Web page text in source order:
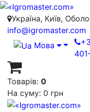
Україна, Київ,
info@igromaster.com
Мова
Товарів: 0
На суму: 0 грн